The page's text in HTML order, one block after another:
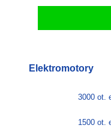
Elektromotory
3000 ot.
1500 ot.